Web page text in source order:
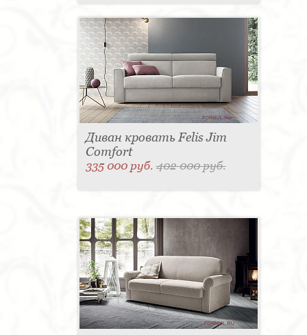
Диван кровать Felis Jim
Comfort
335 000 руб.402 000 руб.